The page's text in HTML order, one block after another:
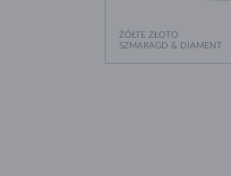
ŻÓŁTE ZŁOTO
SZMARAGD & DIAMENT